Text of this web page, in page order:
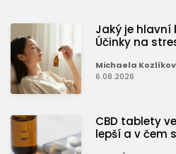
Jaký je hlavní
Účinky na
Michaela
6.08.2026
CBD tablety
lepší a v čem